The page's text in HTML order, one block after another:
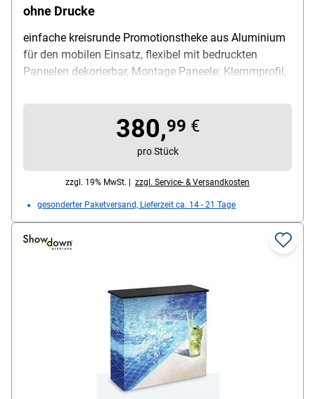
ohne Drucke
einfache kreisrunde Promotionstheke aus Aluminium
für den mobilen Einsatz, flexibel mit bedruckten
Paneelen dekorierbar, Montage Paneele: Klemmprofil,
werkzeugloser Aufbau / platzsparend verstaubar,
Material Rahmen: Aluminium, Maße (B/T/H): 58 / 58
/ 107 cm, Gewicht: 18 kg, Lieferumfang:
Promotionstheke (nur Gestell ohne Drucke) /
Transporttasche mit Rollen
380,99 €
pro Stück
zzgl. 19% MwSt. | zzgl. Service- & Versandkosten
gesonderter Paketversand, Lieferzeit ca. 14 - 21 Tage